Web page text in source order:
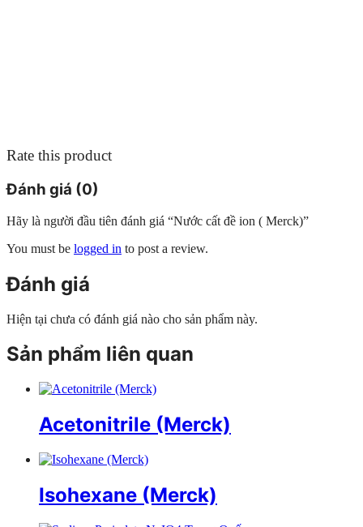
Rate this product
Đánh giá (0)
Hãy là người đầu tiên đánh giá “Nước cất đề ion ( Merck)”
You must be logged in to post a review.
Đánh giá
Hiện tại chưa có đánh giá nào cho sản phẩm này.
Sản phẩm liên quan
Acetonitrile (Merck)
Isohexane (Merck)